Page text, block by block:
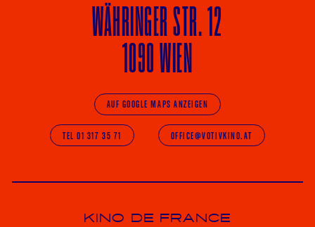
WÄHRINGERSTR. 12
1090 WIEN
AUF GOOGLE MAPS ANZEIGEN
TEL 01 317 35 71 OFFICE@VOTIVKINO.AT
KINO DE FRANCE